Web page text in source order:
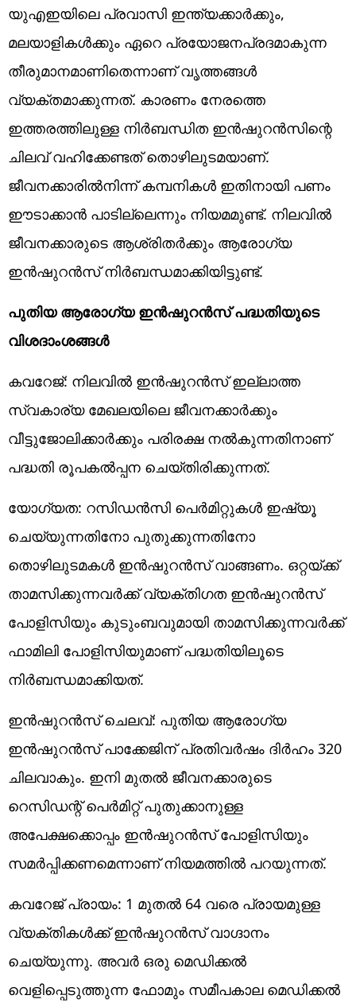
യുഎഇയിലെ പ്രവാസി ഇന്ത്യക്കാർക്കും,
മലയാളികൾക്കും ഏറെ പ്രയോജനപ്രദമാകുന്ന
തീരുമാനമാണിതെന്നാണ് വൃത്തങ്ങൾ
വ്യക്തമാക്കുന്നത്. കാരണം നേരത്തെ
ഇത്തരത്തിലുള്ള നിർബന്ധിത ഇൻഷുറൻസിന്റെ
ചിലവ് വഹിക്കേണ്ടത് തൊഴിലുടമയാണ്.
ജീവനക്കാരിൽനിന്ന് കമ്പനികൾ ഇതിനായി പണം
ഈടാക്കാൻ പാടില്ലെന്നും നിയമമുണ്ട്. നിലവിൽ
ജീവനക്കാരുടെ ആശ്രിതർക്കും ആരോഗ്യ
ഇൻഷുറൻസ് നിർബന്ധമാക്കിയിട്ടുണ്ട്.
പുതിയ ആരോഗ്യ ഇൻഷുറൻസ് പദ്ധതിയുടെ
വിശദാംശങ്ങൾ
കവറേജ്: നിലവിൽ ഇൻഷുറൻസ് ഇല്ലാത്ത
സ്വകാര്യ മേഖലയിലെ ജീവനക്കാർക്കും
വീട്ടുജോലിക്കാർക്കും പരിരക്ഷ നൽകുന്നതിനാണ്
പദ്ധതി രൂപകൽപ്പന ചെയ്തിരിക്കുന്നത്.
യോഗ്യത: റസിഡൻസി പെർമിറ്റുകൾ ഇഷ്യൂ
ചെയ്യുന്നതിനോ പുതുക്കുന്നതിനോ
തൊഴിലുടമകൾ ഇൻഷുറൻസ് വാങ്ങണം. ഒറ്റയ്ക്ക്
താമസിക്കുന്നവർക്ക് വ്യക്തിഗത ഇൻഷുറൻസ്
പോളിസിയും കുടുംബവുമായി താമസിക്കുന്നവർക്ക്
ഫാമിലി പോളിസിയുമാണ് പദ്ധതിയിലൂടെ
നിർബന്ധമാക്കിയത്.
ഇൻഷുറൻസ് ചെലവ്: പുതിയ ആരോഗ്യ
ഇൻഷുറൻസ് പാക്കേജിന് പ്രതിവർഷം ദിർഹം 320
ചിലവാകും. ഇനി മുതൽ ജീവനക്കാരുടെ
റെസിഡന്റ് പെർമിറ്റ് പുതുക്കാനുള്ള
അപേക്ഷക്കൊപ്പം ഇൻഷുറൻസ് പോളിസിയും
സമർപ്പിക്കണമെന്നാണ് നിയമത്തിൽ പറയുന്നത്.
കവറേജ് പ്രായം: 1 മുതൽ 64 വരെ പ്രായമുള്ള
വ്യക്തികൾക്ക് ഇൻഷുറൻസ് വാഗ്ദാനം
ചെയ്യുന്നു. അവർ ഒരു മെഡിക്കൽ
വെളിപ്പെടുത്തുന്ന ഫോമും സമീപകാല മെഡിക്കൽ